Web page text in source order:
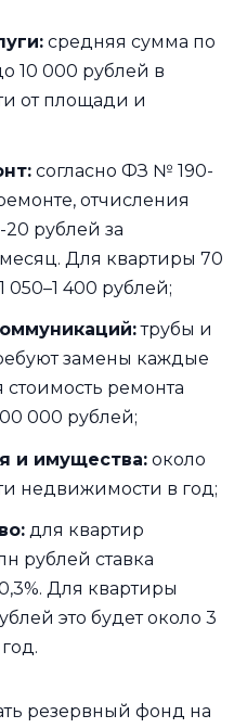
средняя сумма по
10 000 рублей в
от площади и
согласно ФЗ № 190-
отчисления
20 рублей за
Для квартиры 70
400 рублей;
трубы и
замены каждые
стоимость ремонта
000 рублей;
и имущества: около
недвижимости в год;
для квартир
рублей ставка
Для квартиры
это будет около 3
резервный фонд на